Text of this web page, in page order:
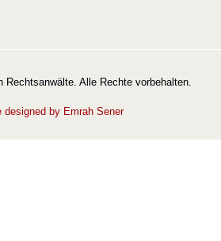
Rechtsanwälte. Alle Rechte vorbehalten.
designed by Emrah Sener